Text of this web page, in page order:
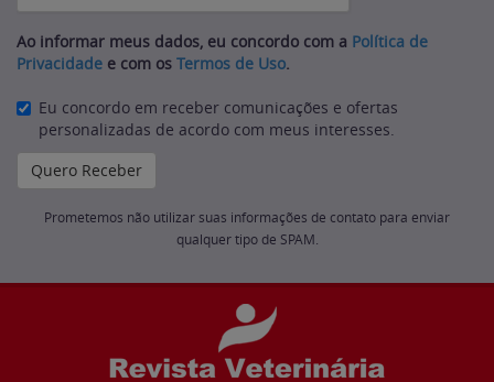
Ao informar meus dados, eu concordo com a Política de
Privacidade e com os Termos de Uso.
Eu concordo em receber comunicações e ofertas
personalizadas de acordo com meus interesses.
Prometemos não utilizar suas informações de contato para enviar
qualquer tipo de SPAM.